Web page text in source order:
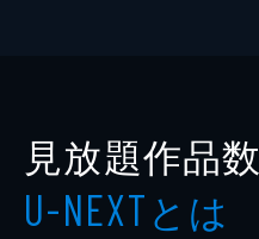
見放題作品数
U-NEXTとは